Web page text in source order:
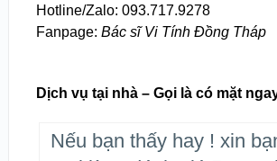
Hotline/Zalo: 093.717.9278
Fanpage: Bác sĩ Vi Tính Đồng Tháp
Dịch vụ tại nhà – Gọi là có mặt
Nếu bạn thấy hay ! xin